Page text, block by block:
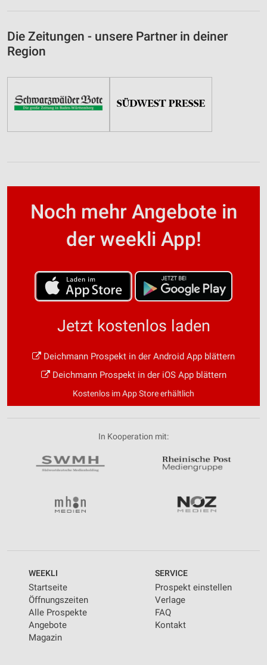
Die Zeitungen - unsere Partner in deiner
Region
Noch mehr Angebote in
der weekli App!
Jetzt kostenlos laden
Deichmann Prospekt in der Android App blättern
Deichmann Prospekt in der iOS App blättern
Kostenlos im App Store erhältlich
In Kooperation mit:
WEEKLI
Startseite
Öffnungszeiten
Alle Prospekte
Angebote
Magazin
SERVICE
Prospekt einstellen
Verlage
FAQ
Kontakt